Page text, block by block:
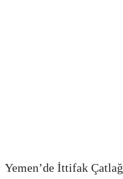
Yemen’de İttifak